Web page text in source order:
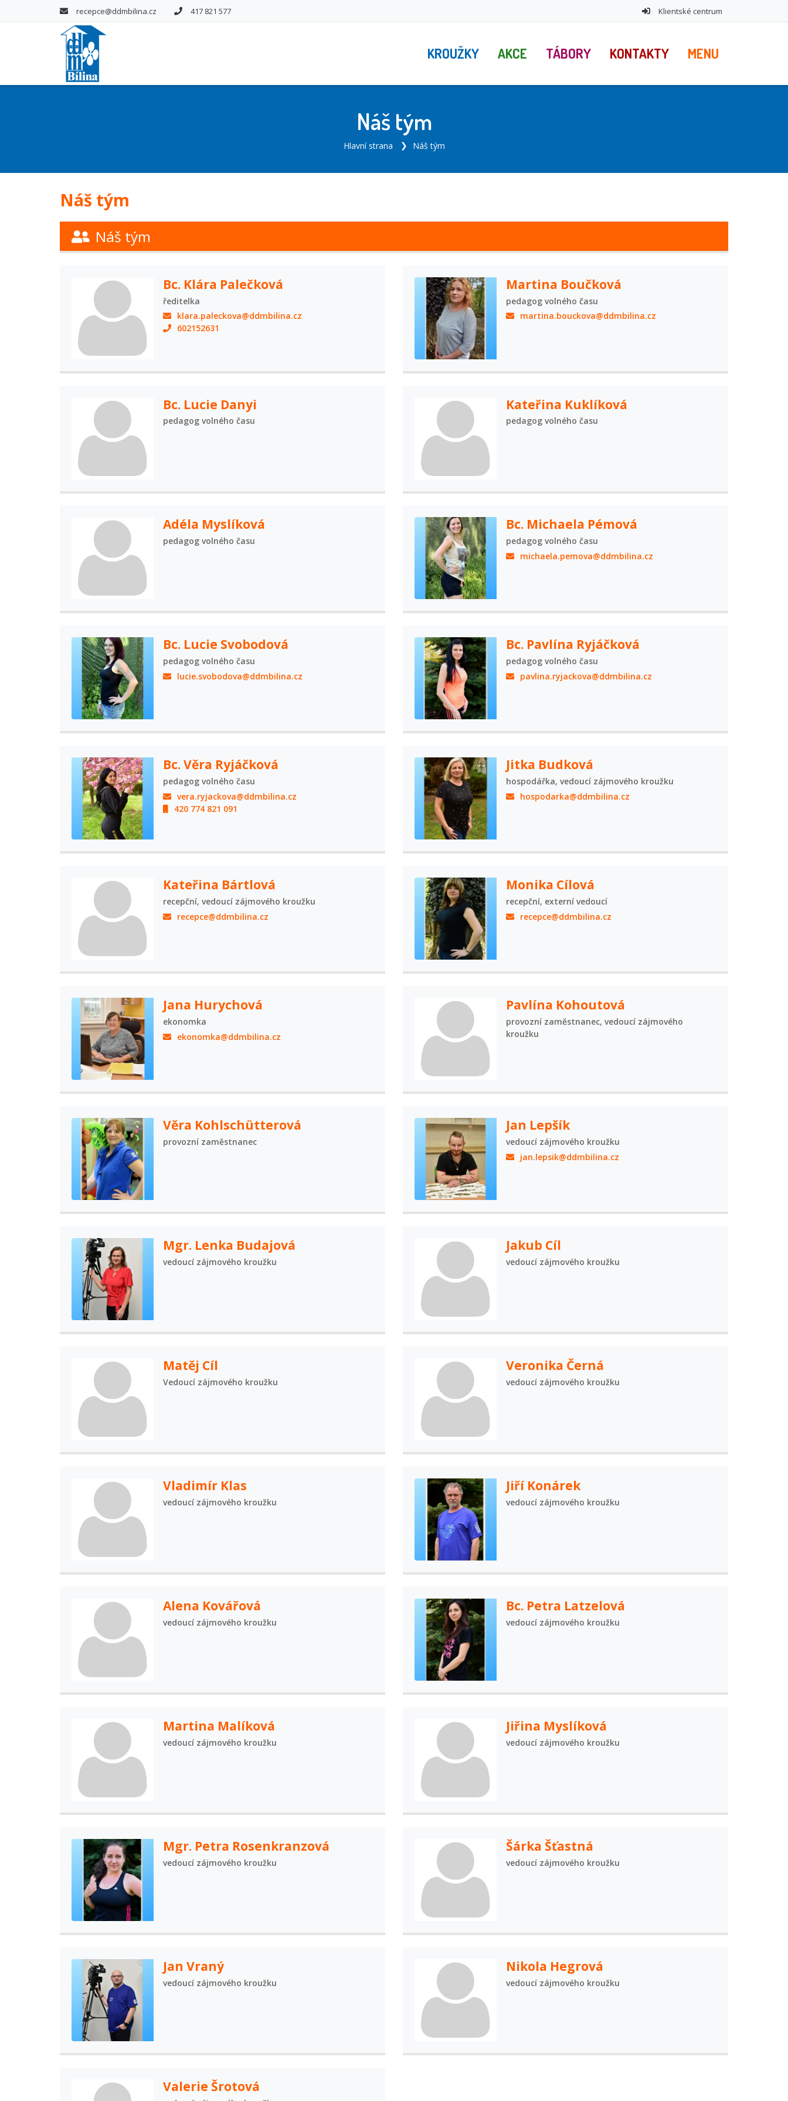
recepce@ddmbilina.cz 417 821 577 Klientské centrum
KROUŽKY AKCE TÁBORY KONTAKTY MENU
Náš tým
Hlavní strana Náš tým
Náš tým
Náš tým
Bc. Klára Palečková
ředitelka
klara.paleckova@ddmbilina.cz
602152631
Martina Boučková
pedagog volného času
martina.bouckova@ddmbilina.cz
Bc. Lucie Danyi
pedagog volného času
Kateřina Kuklíková
pedagog volného času
Adéla Myslíková
pedagog volného času
Bc. Michaela Pémová
pedagog volného času
michaela.pemova@ddmbilina.cz
Bc. Lucie Svobodová
pedagog volného času
lucie.svobodova@ddmbilina.cz
Bc. Pavlína Ryjáčková
pedagog volného času
pavlina.ryjackova@ddmbilina.cz
Bc. Věra Ryjáčková
pedagog volného času
vera.ryjackova@ddmbilina.cz
420 774 821 091
Jitka Budková
hospodářka, vedoucí zájmového kroužku
hospodarka@ddmbilina.cz
Kateřina Bártlová
recepční, vedoucí zájmového kroužku
recepce@ddmbilina.cz
Monika Cílová
recepční, externí vedoucí
recepce@ddmbilina.cz
Jana Hurychová
ekonomka
ekonomka@ddmbilina.cz
Pavlína Kohoutová
provozní zaměstnanec, vedoucí zájmového
kroužku
Věra Kohlschütterová
provozní zaměstnanec
Jan Lepšík
vedoucí zájmového kroužku
jan.lepsik@ddmbilina.cz
Mgr. Lenka Budajová
vedoucí zájmového kroužku
Jakub Cíl
vedoucí zájmového kroužku
Matěj Cíl
Vedoucí zájmového kroužku
Veronika Černá
vedoucí zájmového kroužku
Vladimír Klas
vedoucí zájmového kroužku
Jiří Konárek
vedoucí zájmového kroužku
Alena Kovářová
vedoucí zájmového kroužku
Bc. Petra Latzelová
vedoucí zájmového kroužku
Martina Malíková
vedoucí zájmového kroužku
Jiřina Myslíková
vedoucí zájmového kroužku
Mgr. Petra Rosenkranzová
vedoucí zájmového kroužku
Šárka Šťastná
vedoucí zájmového kroužku
Jan Vraný
vedoucí zájmového kroužku
Nikola Hegrová
vedoucí zájmového kroužku
Valerie Šrotová